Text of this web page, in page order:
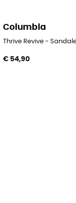
Columbia
Thrive Revive -
€ 54,90